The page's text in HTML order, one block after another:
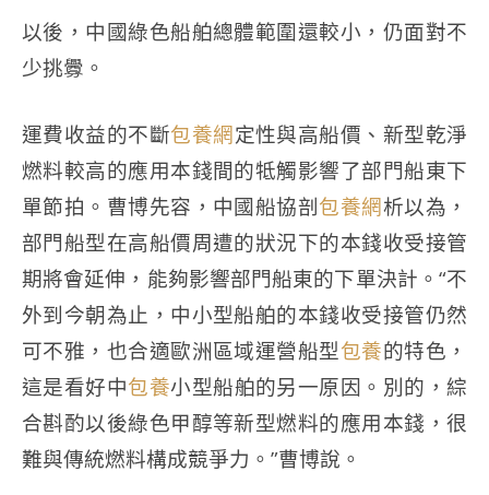
以後，中國綠色船舶總體範圍還較小，仍面對不
少挑釁。
運費收益的不斷包養網定性與高船價、新型乾淨
燃料較高的應用本錢間的牴觸影響了部門船東下
單節拍。曹博先容，中國船協剖包養網析以為，
部門船型在高船價周遭的狀況下的本錢收受接管
期將會延伸，能夠影響部門船東的下單決計。“不
外到今朝為止，中小型船舶的本錢收受接管仍然
可不雅，也合適歐洲區域運營船型包養的特色，
這是看好中包養小型船舶的另一原因。別的，綜
合斟酌以後綠色甲醇等新型燃料的應用本錢，很
難與傳統燃料構成競爭力。”曹博說。